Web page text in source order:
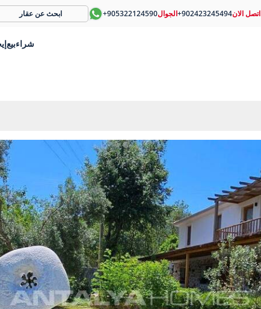
اتصل الان+902423245494الجوال+905322124590 ابحث عن عقار
شراءبيع